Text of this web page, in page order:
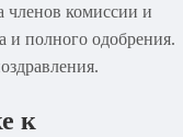
членов комиссии и
и полного одобрения.
к